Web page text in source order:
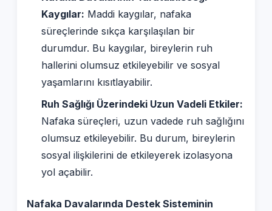
Kaygılar: Maddi kaygılar, nafaka
süreçlerinde sıkça karşılaşılan bir
durumdur. Bu kaygılar, bireylerin ruh
hallerini olumsuz etkileyebilir ve sosyal
yaşamlarını kısıtlayabilir.
Ruh Sağlığı Üzerindeki Uzun Vadeli Etkiler:
Nafaka süreçleri, uzun vadede ruh sağlığını
olumsuz etkileyebilir. Bu durum, bireylerin
sosyal ilişkilerini de etkileyerek izolasyona
yol açabilir.
Nafaka Davalarında Destek Sisteminin